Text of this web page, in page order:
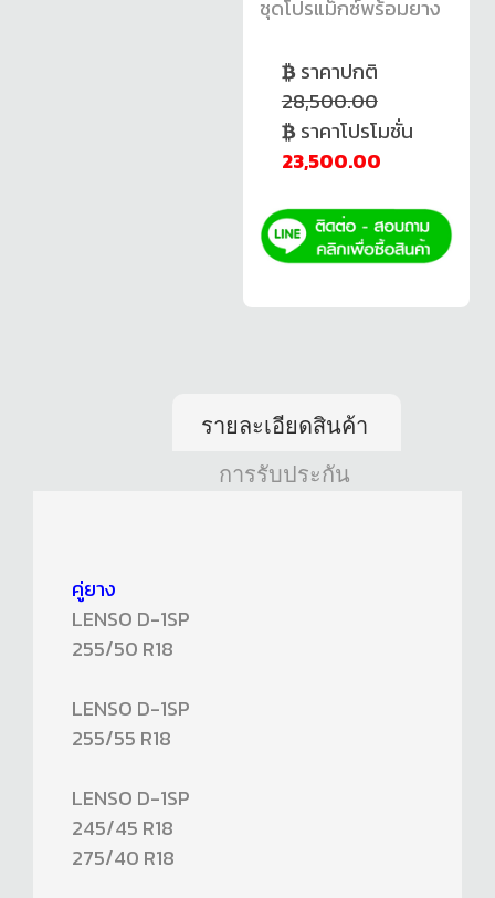
ชุดโปรแม็กซ์พร้อมยาง
ราคาปกติ
28,500.00
ราคาโปรโมชั่น
23,500.00
รายละเอียดสินค้า
การรับประกัน
คู่ยาง
LENSO D-1SP
255/50 R18
LENSO D-1SP
255/55 R18
LENSO D-1SP
245/45 R18
275/40 R18